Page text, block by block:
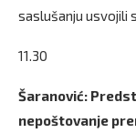
saslušanju usvojili
11.30
Šaranović:
nepoštovanje